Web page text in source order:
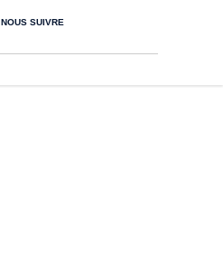
NOUS SUIVRE